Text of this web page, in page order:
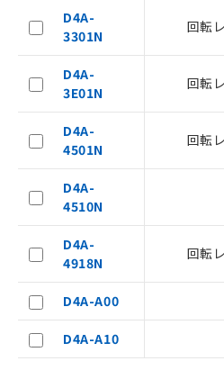
D4A-
3301N
回転
D4A-
3E01N
回転
D4A-
4501N
回転
D4A-
4510N
D4A-
4918N
回転
D4A-A00
D4A-A10
△ 一定数には満
－
在庫なし(最新
いては、お客
たはお客様担
機器販売店・
認ください)
空
白
様のお取引先、ま
ムロン制御機器販
ご相談ください。
オムロン制御機器
販売ネットワ
ください。
在庫状況および標
事前の承諾なく第
示しないようお願
メンバーズにご登
お客様が当ウェブ
登録された部品リ
および当社の共同利
品・サービスに関
引・商談に必要な範
をご了承ください。